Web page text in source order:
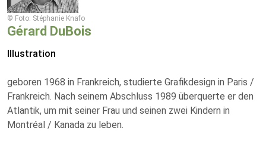
© Foto: Stéphanie Knafo
Gérard DuBois
Illustration
geboren 1968 in Frankreich, studierte Grafikdesign in Paris /
Frankreich. Nach seinem Abschluss 1989 überquerte er den
Atlantik, um mit seiner Frau und seinen zwei Kindern in
Montréal / Kanada zu leben.